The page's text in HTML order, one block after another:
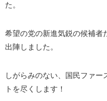
た。
希望の党の新進気鋭の候補者
出陣しました。
しがらみのない、国民ファー
トを尽くします！